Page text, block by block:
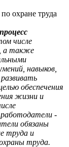
охране труда
числе
а также
навыков,
обеспечения
жизни и
работодатели -
обязаны
труда и
труда.